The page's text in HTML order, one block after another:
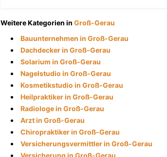
Weitere Kategorien in Groß-Gerau
Bauunternehmen in Groß-Gerau
Dachdecker in Groß-Gerau
Solarium in Groß-Gerau
Nagelstudio in Groß-Gerau
Kosmetikstudio in Groß-Gerau
Heilpraktiker in Groß-Gerau
Radiologe in Groß-Gerau
Arzt in Groß-Gerau
Chiropraktiker in Groß-Gerau
Versicherungsvermittler in Groß-Gerau
Versicherung in Groß-Gerau